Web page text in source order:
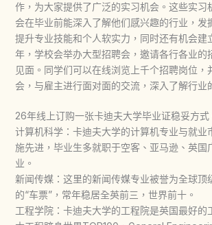
作，为大家提供了广泛的实习机会。这些实习
会在毕业前能深入了解他们感兴趣的行业，发
提升专业技能和个人软实力，同时还有机会建
年，学校会举办大型招聘会，邀请各行各业的
见面。同学们可以在线浏览上千个招聘岗位，
会，与雇主进行面对面的交流，深入了解行业
26年线上订购一张卡迪夫大学毕业证稳妥方式
计算机科学：卡迪夫大学的计算机专业与就业
施先进，毕业生多就职于空客、亚马逊、英国
业。
新闻传媒：这里的新闻传媒专业被誉为全球顶
的“车票”，常年稳居全英前三，世界前十。
工程学院：卡迪夫大学的工程院是英国最好的